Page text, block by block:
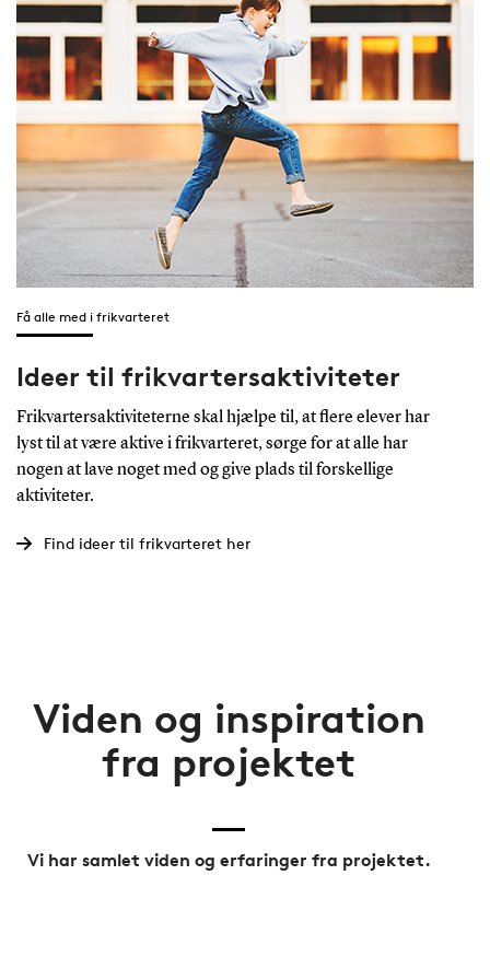
Få alle med i frikvarteret
Ideer til frikvartersaktiviteter
Frikvartersaktiviteterne skal hjælpe til, at flere elever har
lyst til at være aktive i frikvarteret, sørge for at alle har
nogen at lave noget med og give plads til forskellige
aktiviteter.
Find ideer til frikvarteret her
Viden og inspiration
fra projektet
Vi har samlet viden og erfaringer fra projektet.